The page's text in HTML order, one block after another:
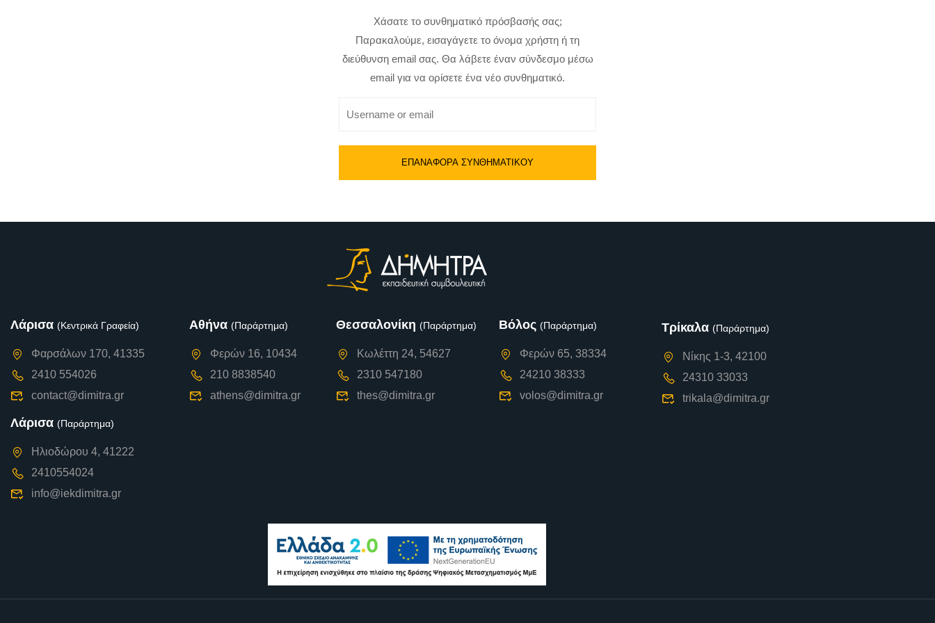
Χάσατε το συνθηματικό πρόσβασής σας;
Παρακαλούμε, εισαγάγετε το όνομα χρήστη ή τη
διεύθυνση email σας. Θα λάβετε έναν σύνδεσμο μέσω
email για να ορίσετε ένα νέο συνθηματικό.
Λάρισα (Κεντρικά Γραφεία)
Φαρσάλων 170, 41335
2410 554026
contact@dimitra.gr
Λάρισα (Παράρτημα)
Ηλιοδώρου 4, 41222
2410554024
info@iekdimitra.gr
Αθήνα (Παράρτημα)
Φερών 16, 10434
210 8838540
athens@dimitra.gr
Θεσσαλονίκη (Παράρτημα)
Κωλέττη 24, 54627
2310 547180
thes@dimitra.gr
Βόλος (Παράρτημα)
Φερών 65, 38334
24210 38333
volos@dimitra.gr
Τρίκαλα (Παράρτημα)
Νίκης 1-3, 42100
24310 33033
trikala@dimitra.gr